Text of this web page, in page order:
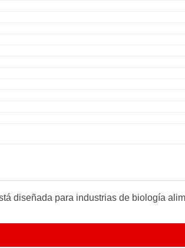
diseñada para industrias de biología